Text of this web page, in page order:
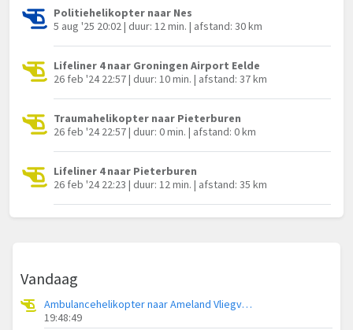
Politiehelikopter naar Nes
5 aug '25 20:02 | duur: 12 min. | afstand: 30 km
Lifeliner 4 naar Groningen Airport Eelde
26 feb '24 22:57 | duur: 10 min. | afstand: 37 km
Traumahelikopter naar Pieterburen
26 feb '24 22:57 | duur: 0 min. | afstand: 0 km
Lifeliner 4 naar Pieterburen
26 feb '24 22:23 | duur: 12 min. | afstand: 35 km
Vandaag
Ambulancehelikopter naar Ameland Vliegveld Ballum
19:48:49